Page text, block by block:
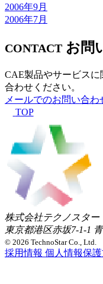
2006年9月
2006年7月
CONTACT お問
CAE製品やサービス
合わせください。
メールでのお問い合わ
TOP
株式会社テクノスター
東京都港区赤坂7-1-1
© 2026 TechnoStar Co., Ltd.
採用情報 個人情報保